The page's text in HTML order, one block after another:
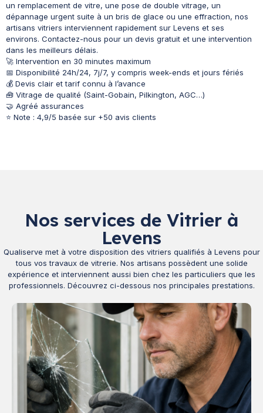
un remplacement de vitre, une pose de double vitrage, un
dépannage urgent suite à un bris de glace ou une effraction, nos
artisans vitriers interviennent rapidement sur Levens et ses
environs. Contactez-nous pour un devis gratuit et une intervention
dans les meilleurs délais.
🚀 Intervention en 30 minutes maximum
📅 Disponibilité 24h/24, 7j/7, y compris week-ends et jours fériés
💰 Devis clair et tarif connu à l’avance
🧰 Vitrage de qualité (Saint-Gobain, Pilkington, AGC…)
🤝 Agréé assurances
⭐ Note : 4,9/5 basée sur +50 avis clients
Nos services de Vitrier à
Levens
Qualiserve met à votre disposition des vitriers qualifiés à Levens pour
tous vos travaux de vitrerie. Nos artisans possèdent une solide
expérience et interviennent aussi bien chez les particuliers que les
professionnels. Découvrez ci-dessous nos principales prestations.